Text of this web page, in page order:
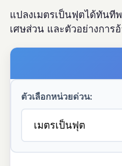
แปลงเมตรเป็นฟุตได้ทันที
เศษส่วน และตัวอย่างการ
ตัวเลือกหน่วยด่วน: